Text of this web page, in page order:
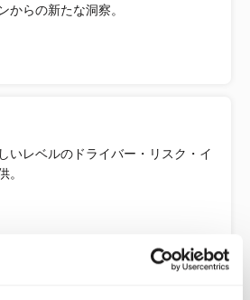
からの新たな洞察。
いレベルのドライバー・リスク・イ